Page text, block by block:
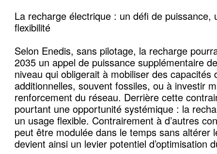
La recharge électrique : un défi de puissance,
flexibilité
Selon Enedis, sans pilotage, la recharge
2035 un appel de puissance supplémentaire
niveau qui obligerait à mobiliser des capacités
additionnelles, souvent fossiles, ou à investir
renforcement du réseau. Derrière cette
pourtant une opportunité systémique : la
un usage flexible. Contrairement à d’autres
peut être modulée dans le temps sans altérer
devient ainsi un levier potentiel d’optimisation